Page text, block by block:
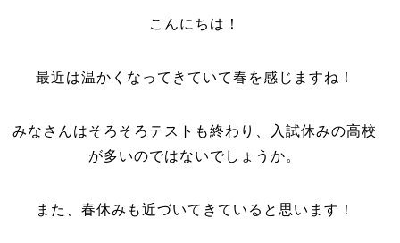
こんにちは！
最近は温かくなってきていて春を感じますね！
みなさんはそろそろテストも終わり、入試休みの高校
が多いのではないでしょうか。
また、春休みも近づいてきていると思います！